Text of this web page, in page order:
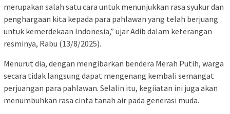
merupakan salah satu cara untuk menunjukkan rasa syukur dan
penghargaan kita kepada para pahlawan yang telah berjuang
untuk kemerdekaan Indonesia,” ujar Adib dalam keterangan
resminya, Rabu (13/8/2025).
Menurut dia, dengan mengibarkan bendera Merah Putih, warga
secara tidak langsung dapat mengenang kembali semangat
perjuangan para pahlawan. Selalin itu, kegiiatan ini juga akan
menumbuhkan rasa cinta tanah air pada generasi muda.